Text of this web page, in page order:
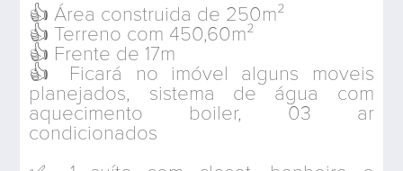
👍 Área construida de 250m²
👍 Terreno com 450,60m²
👍 Frente de 17m
👍 Ficará no imóvel alguns moveis
planejados, sistema de água com
aquecimento boiler, 03 ar
condicionados